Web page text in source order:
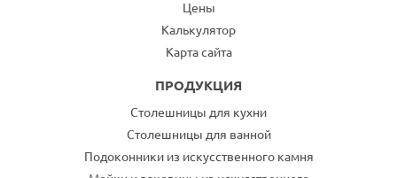
Цены
Калькулятор
Карта сайта
ПРОДУКЦИЯ
Столешницы для кухни
Столешницы для ванной
Подоконники из искусственного камня